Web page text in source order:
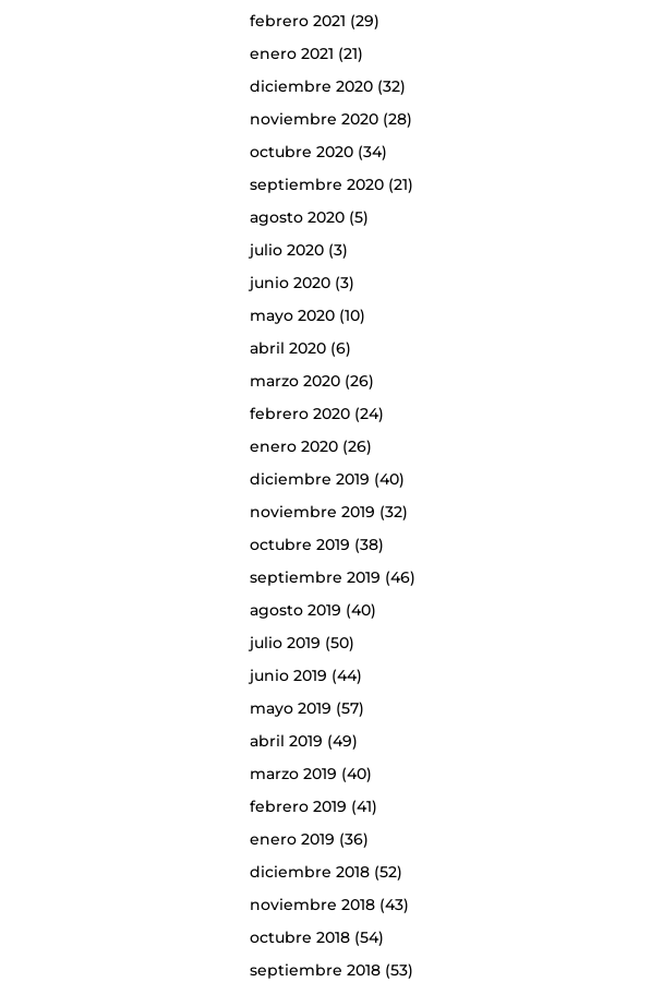
febrero 2021 (29)
enero 2021 (21)
diciembre 2020(32)
noviembre 2020(28)
octubre 2020(34)
septiembre 2020(21)
agosto 2020(5)
julio 2020(3)
junio 2020(3)
mayo 2020(10)
abril 2020(6)
marzo 2020(26)
febrero 2020(24)
enero 2020(26)
diciembre 2019 (40)
noviembre 2019 (32)
octubre 2019 (38)
septiembre 2019 (46)
agosto 2019 (40)
julio 2019 (50)
junio 2019 (44)
mayo 2019 (57)
abril 2019 (49)
marzo 2019 (40)
febrero 2019 (41)
enero 2019 (36)
diciembre 2018(52)
noviembre 2018(43)
octubre 2018(54)
septiembre 2018(53)